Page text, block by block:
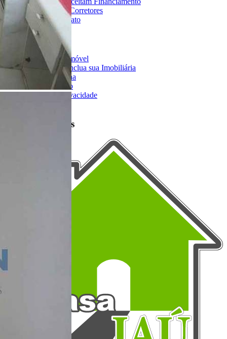
Imobiliárias e Corretores
Entre em Contato
Sobre o Portal
Anuncie seu Imóvel
Cadastre-se | Inclua sua Imobiliária
Como Funciona
Termos de Uso
Política de Privacidade
Portais Parceiros